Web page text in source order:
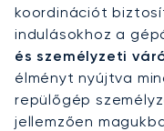
koordinációt
indulásokhoz a
és személyzeti
élményt nyújtva
repülőgép
jellemzően